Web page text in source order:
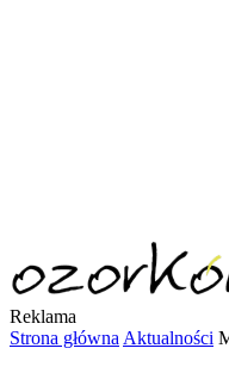
Reklama
Strona główna Aktualności